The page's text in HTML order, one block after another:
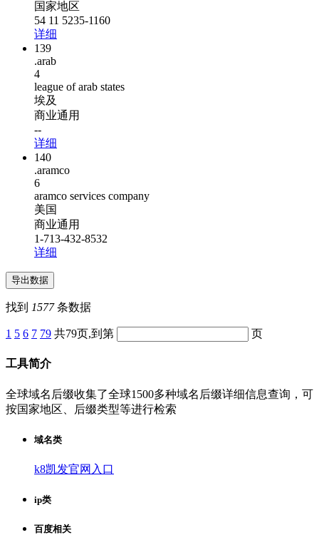
国家地区
54 11 5235-1160
详细
139
.arab
4
league of arab states
埃及
商业通用
--
详细
140
.aramco
6
aramco services company
美国
商业通用
1-713-432-8532
详细
找到 1577条数据
1 5 6 7 79 共79页,到第 页
工具简介
全球域名后缀收集了全球1500多种域名后缀详细信息查询，可
按国家地区、后缀类型等进行检索
域名类
k8凯发官网入口
ip类
百度相关